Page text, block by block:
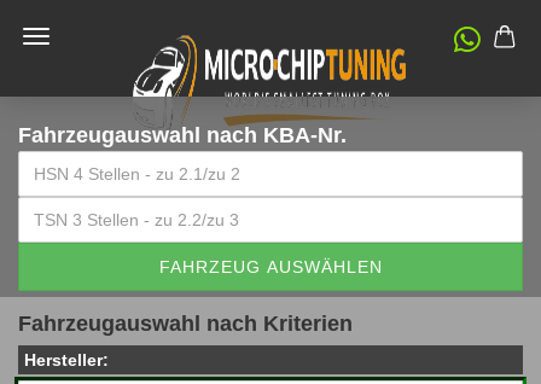
Fahrzeugauswahl nach KBA-Nr.
FAHRZEUG AUSWÄHLEN
Fahrzeugauswahl nach Kriterien
Hersteller: